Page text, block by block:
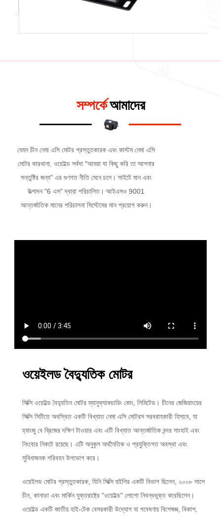
সম্পর্কেআমাদের
যেমনচীন নেমা এসি মোটর প্রস্তুতকারক এবং কাস্টম নেমা এসি
মোটর কারখানা, ওয়েইল্ড সর্বদা "আমরা যা কিছু করি তা আপনার
সন্তুষ্টির জন্য" এর গুণগত নীতি মেনে চলে। সাইটে মান এবং
উত্পাদন "6 এস" দ্বারা পরিচালিত। আইএসও 9001
আন্তর্জাতিক মানের পরিচালনা সিস্টেমের মান প্রয়োগ করুন।
ওয়েইলড বৈদ্যুতিক মোটর
সিক্সি ওয়েইল্ড বৈদ্যুতিন মোটর ম্যানুফ্যাকচারিং কোং, লিমিটেড। চীনের জেজিয়াংয়ের
সিক্সি সিটিতে অবস্থিত একটি বিখ্যাত নেমা এসি মোটরস সরবরাহকারী হিসাবে, যা
হ্যাংজু বে ব্রিজের দক্ষিণ টাওয়ার এবং এটি বিখ্যাত আন্তর্জাতিক বন্দর সাংহাই এবং
নিংবোর নিকটে রয়েছে। এটি অনুকূল অর্থনৈতিক ও প্রযুক্তিগত অবস্থা এবং
সুবিধাজনক পরিবহন উপভোগ করে।
ওয়েইলড মোটর প্রস্তুতকারক, যিনি সিক্সি হুইলির একটি বিভাগ ছিলেন, ২০০৮ সালে
চীন, কানাডা এবং মার্কিন যুক্তরাষ্ট্রে "ওয়েইল্ড" লোগো নিবন্ধভুক্ত করেছিলেন।
ওয়েইল্ড একটি জাতীয় হাই-টেক বেসরকারী উদ্যোগ যা গবেষণায় বিশেষজ্ঞ, বিকাশ,